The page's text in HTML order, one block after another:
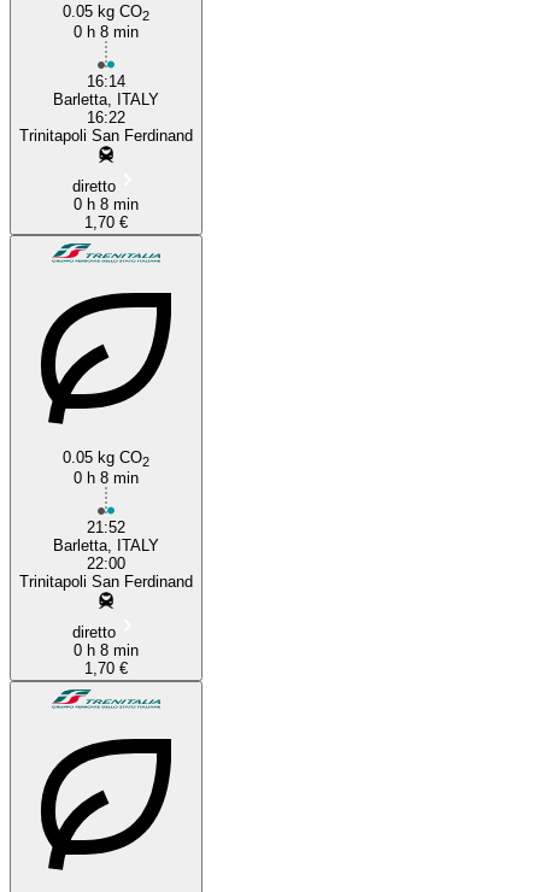
0.05 kg CO2
0 h 8 min
16:14
Barletta, ITALY
16:22
Trinitapoli San Ferdinand
diretto
0 h 8 min
1,70 €
0.05 kg CO2
0 h 8 min
21:52
Barletta, ITALY
22:00
Trinitapoli San Ferdinand
diretto
0 h 8 min
1,70 €